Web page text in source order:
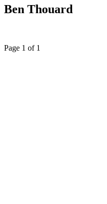
Ben Thouard
Page 1 of 1